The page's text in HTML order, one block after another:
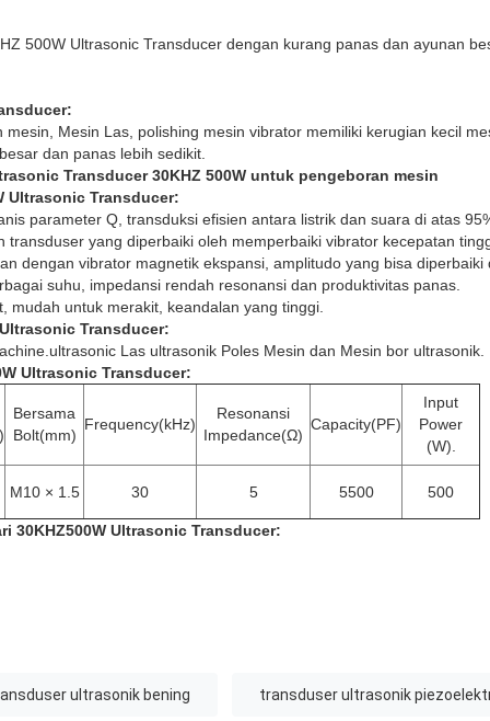
500W Ultrasonic Transducer dengan kurang panas dan ayunan
:
Mesin Las, polishing mesin vibrator memiliki kerugian kecil
dan panas lebih sedikit.
Transducer 30KHZ 500W untuk pengeboran mesin
Ultrasonic Transducer:
parameter Q, transduksi efisien antara listrik dan suara di atas
transduser yang diperbaiki oleh memperbaiki vibrator kecepatan
dengan vibrator magnetik ekspansi, amplitudo yang bisa diperbaiki
suhu, impedansi rendah resonansi dan produktivitas panas.
mudah untuk merakit, keandalan yang tinggi.
Ultrasonic Transducer:
Las ultrasonik Poles Mesin dan Mesin bor ultrasonik.
Ultrasonic Transducer:
Bersama
Bolt(mm)
Frequency(kHz)
Resonansi
Impedance(Ω)
Capacity(PF)
Input
Power
(W).
M10 × 1.5 30 5 5500 500
30KHZ500W Ultrasonic Transducer:
ultrasonik bening transduser ultrasonik